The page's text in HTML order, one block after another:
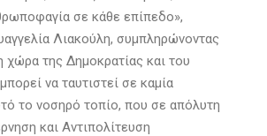
σε κάθε επίπεδο»,
Λιακούλη, συμπληρώνοντας
της Δημοκρατίας και του
να ταυτιστεί σε καμία
το νοσηρό τοπίο, που σε απόλυτη
και Αντιπολίτευση